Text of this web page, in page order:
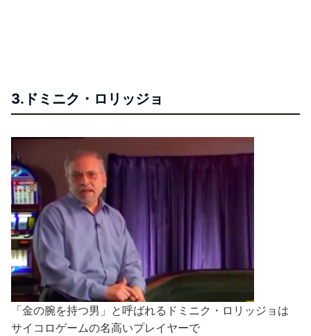
3.ドミニク・ロリッジョ
「金の腕を持つ男」と呼ばれるドミニク・ロリッジョは
サイコロゲームの名高いプレイヤーで